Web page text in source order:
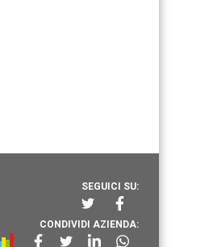
SEGUICI SU:
CONDIVIDI AZIENDA: